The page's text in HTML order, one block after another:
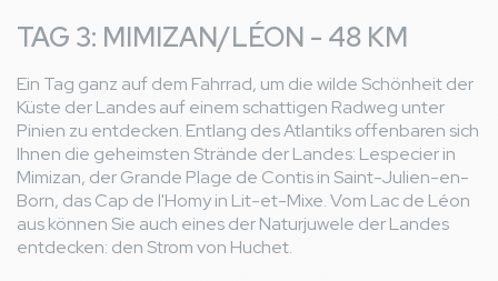
TAG 3: MIMIZAN/LÉON - 48 KM
Ein Tag ganz auf dem Fahrrad, um die wilde Schönheit der
Küste der Landes auf einem schattigen Radweg unter
Pinien zu entdecken. Entlang des Atlantiks offenbaren sich
Ihnen die geheimsten Strände der Landes: Lespecier in
Mimizan, der Grande Plage de Contis in Saint-Julien-en-
Born, das Cap de l'Homy in Lit-et-Mixe. Vom Lac de Léon
aus können Sie auch eines der Naturjuwele der Landes
entdecken: den Strom von Huchet.